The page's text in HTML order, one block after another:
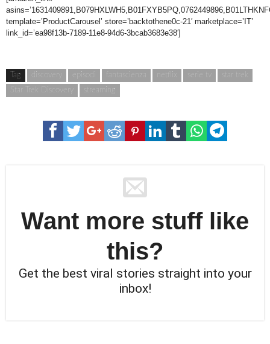
template=’ProductCarousel’ store=’backtothene0c-21′ marketplace=’IT’
link_id=’ea98f13b-7189-11e8-94d6-3bcab3683e38′]
Tag discovery episodi fantascienza netflix serie tv
star trek
Star Trek Discovery
streaming
Want more stuff like
this?
Get the best viral stories straight into your
inbox!